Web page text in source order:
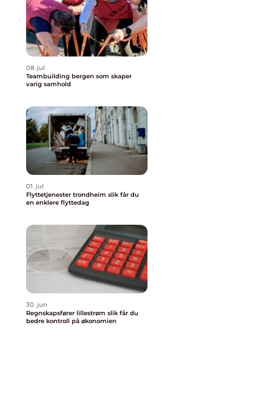
08. jul
Teambuilding bergen som skaper
varig samhold
01. jul
Flyttetjenester trondheim slik får du
en enklere flyttedag
30. jun
Regnskapsfører lillestrøm slik får du
bedre kontroll på økonomien